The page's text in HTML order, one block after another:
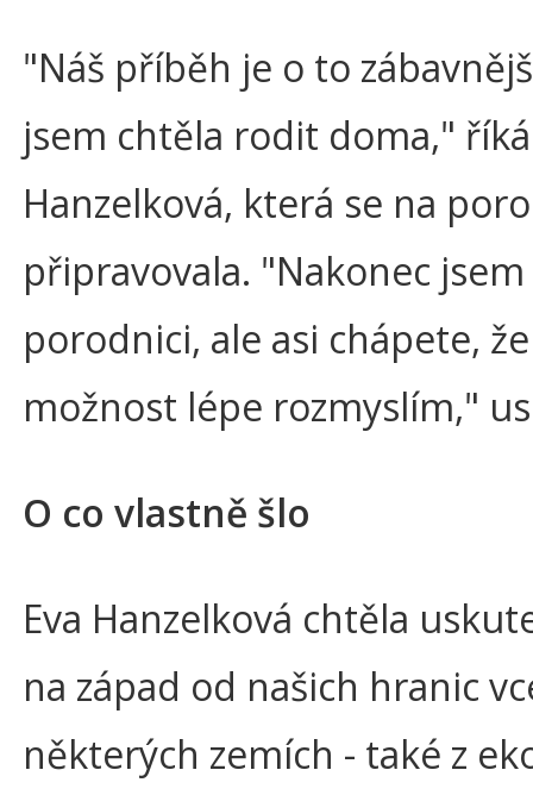
"Náš příběh je o to
jsem chtěla rodit doma," říká
Hanzelková, která se na
připravovala. "Nakonec
porodnici, ale asi chápete,
možnost lépe rozmyslím,"
O co vlastně šlo
Eva Hanzelková chtěla
na západ od našich hranic
některých zemích - také z